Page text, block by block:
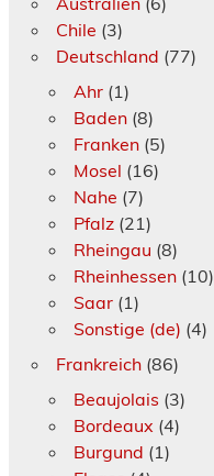
Chile (3)
Deutschland (77)
Ahr(1)
Baden(8)
Franken(5)
Mosel (16)
Nahe (7)
Pfalz(21)
Rheingau (8)
Rheinhessen(10)
Saar(1)
Sonstige (de) (4)
Frankreich(86)
Beaujolais (3)
Bordeaux (4)
Burgund (1)